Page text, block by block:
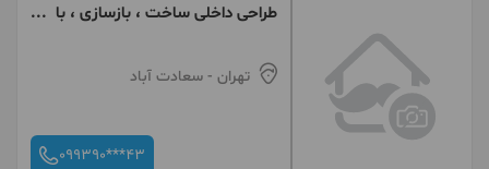
طراحی داخلی ساخت ، بازسازی ، با
تهران - سعادت آباد
099390***43